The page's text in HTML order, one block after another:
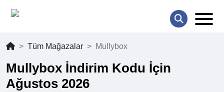
Tüm Mağazalar Mullybox
Mullybox İndirim Kodu İçin
Ağustos 2026